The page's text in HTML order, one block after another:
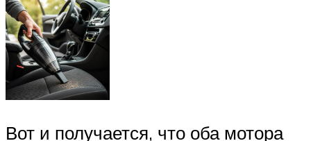
Вот и получается, что оба мотора